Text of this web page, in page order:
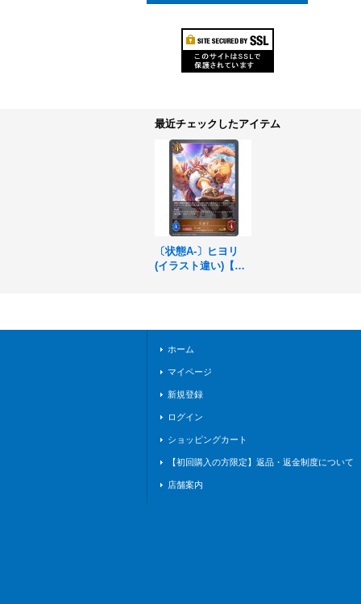
最近チェックしたアイテム
〔状態A-〕ヒヨリ
(イラスト違い)【P
ホーム
マイページ
新規登録
ログイン
ショッピングカート
【初回購入の方限定】返品・返金制度について
店舗案内